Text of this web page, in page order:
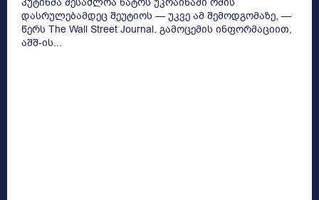
დასრულებამდეც შეუტიოს — უკვე ამ შემოდგომაზე, —
წერს The Wall Street Journal. გამოცემის ინფორმაციით,
აშშ-ის...